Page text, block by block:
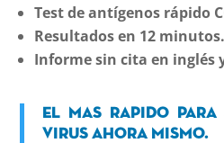
Test de antígenos rápido
Resultados en 12 minutos.
Informe sin cita en inglés
El mas rapido
virus ahora mismo.